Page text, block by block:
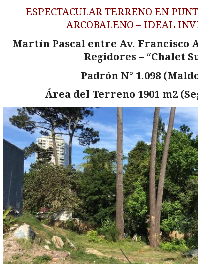
ESPECTACULAR TERRENO EN
ARCOBALENO – IDEAL
Martín Pascal entre Av. Francisco
Regidores – “Chalet
Padrón N° 1.098
Área del Terreno 1901 m2